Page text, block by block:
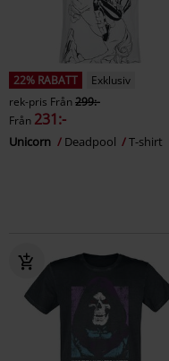
22% RABATT
Exklusiv
rek-pris Från299:-
Från 231:-
Unicorn Deadpool T-shirt